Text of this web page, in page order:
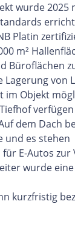
wurde 2025
Platin
m²
Büroflächen
Lagerung von
im Objekt
dem Dach
und es stehen
E-Autos zur
wurde eine
kurzfristig